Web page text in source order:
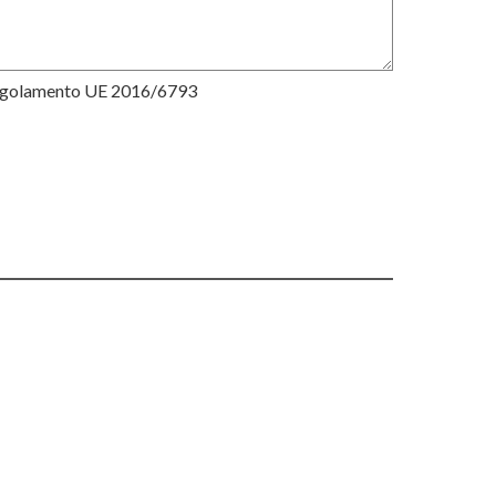
UE 2016/6793